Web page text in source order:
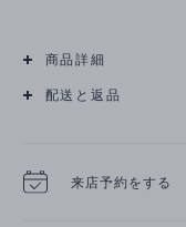
商品詳細
配送と返品
来店予約をする